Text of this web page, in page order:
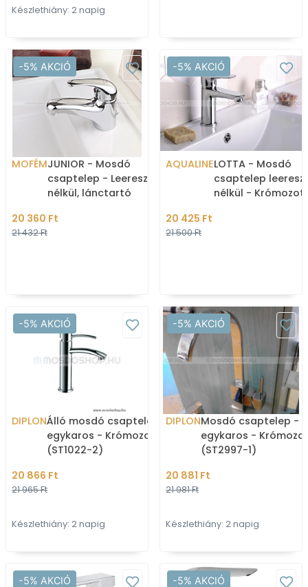
Készlethiány: 2 napig
-5% AKCIÓ
MOFÉMJUNIOR - Mosdó
csaptelep - Leeresztő
nélkül, lánctartó
20 360 Ft
21 432 Ft
-5% AKCIÓ
AQUALINELOTTA - Mosdó
csaptelep
nélkül -
20 425 Ft
21 500 Ft
-5% AKCIÓ
DIPLONÁlló mosdó csaptelep,
egykaros - Krómozott
(ST1022-2)
20 866 Ft
21 965 Ft
Készlethiány: 2 napig
-5% AKCIÓ
DIPLONMosdó csaptelep -
egykaros -
(ST2997-1)
20 881 Ft
21 981 Ft
Készlethiány: 2 napig
-5% AKCIÓ -5% AKCIÓ